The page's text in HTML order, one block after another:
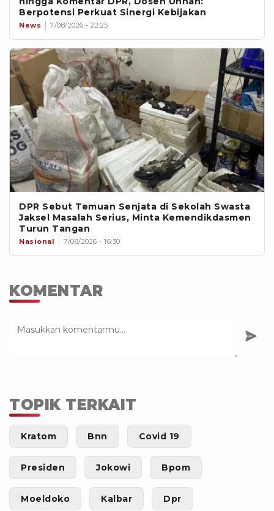
Berpotensi Perkuat Sinergi Kebijakan
News 7/08/2026 - 22:25
DPR Sebut Temuan Senjata di Sekolah Swasta
Jaksel Masalah Serius, Minta Kemendikdasmen
Turun Tangan
Nasional 7/08/2026 - 16:30
KOMENTAR
TOPIK TERKAIT
Kratom Bnn Covid 19
Presiden Jokowi Bpom
Moeldoko Kalbar Dpr